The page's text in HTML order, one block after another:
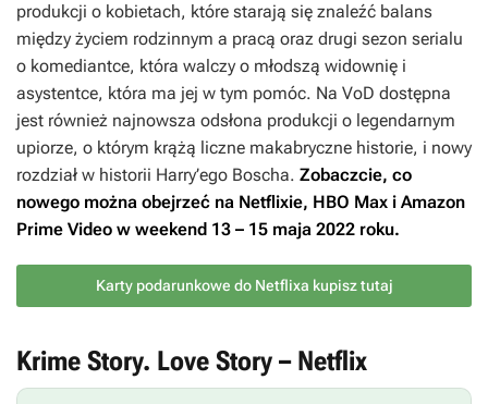
produkcji o kobietach, które starają się znaleźć balans
między życiem rodzinnym a pracą oraz drugi sezon serialu
o komediantce, która walczy o młodszą widownię i
asystentce, która ma jej w tym pomóc. Na VoD dostępna
jest również najnowsza odsłona produkcji o legendarnym
upiorze, o którym krążą liczne makabryczne historie, i nowy
rozdział w historii Harry’ego Boscha. Zobaczcie, co
nowego można obejrzeć na Netflixie, HBO Max i Amazon
Prime Video w weekend 13 – 15 maja 2022 roku.
Karty podarunkowe do Netflixa kupisz tutaj
Krime Story. Love Story – Netflix